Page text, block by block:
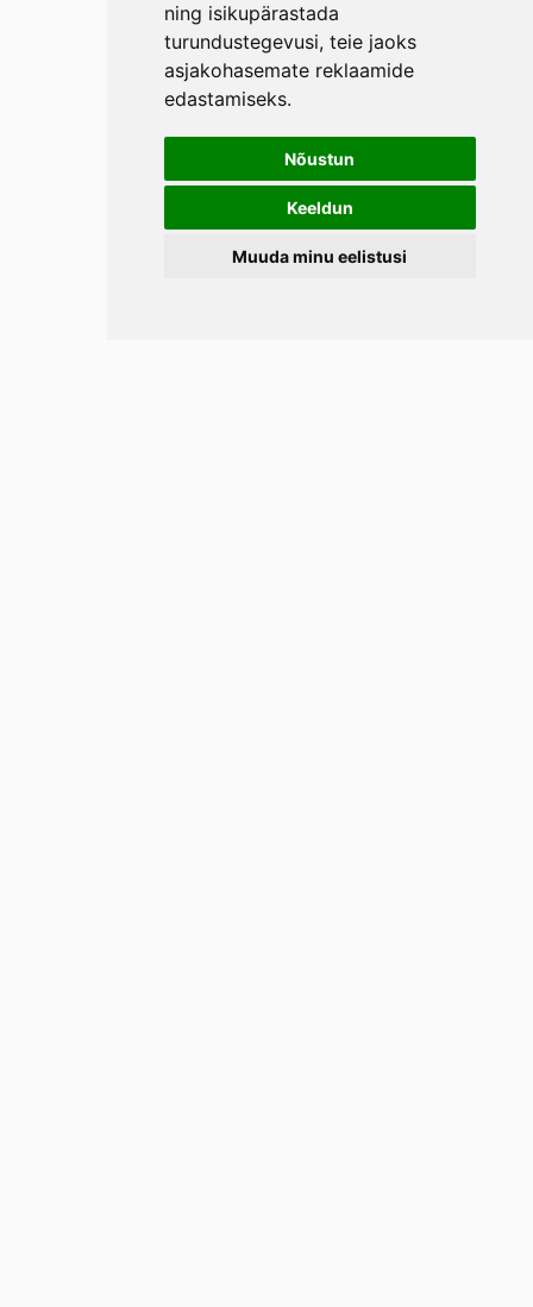
ning isikupärastada
turundustegevusi, teie jaoks
asjakohasemate reklaamide
edastamiseks.
Nõustun
Keeldun
Muuda minu eelistusi